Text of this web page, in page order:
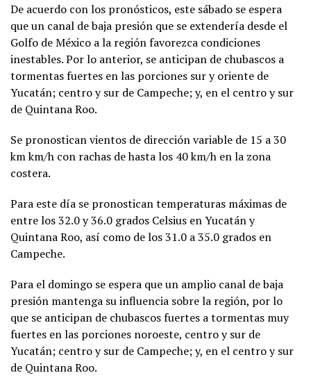
De acuerdo con los pronósticos, este sábado se espera
que un canal de baja presión que se extendería desde el
Golfo de México a la región favorezca condiciones
inestables. Por lo anterior, se anticipan de chubascos a
tormentas fuertes en las porciones sur y oriente de
Yucatán; centro y sur de Campeche; y, en el centro y sur
de Quintana Roo.
Se pronostican vientos de dirección variable de 15 a 30
km km/h con rachas de hasta los 40 km/h en la zona
costera.
Para este día se pronostican temperaturas máximas de
entre los 32.0 y 36.0 grados Celsius en Yucatán y
Quintana Roo, así como de los 31.0 a 35.0 grados en
Campeche.
Para el domingo se espera que un amplio canal de baja
presión mantenga su influencia sobre la región, por lo
que se anticipan de chubascos fuertes a tormentas muy
fuertes en las porciones noroeste, centro y sur de
Yucatán; centro y sur de Campeche; y, en el centro y sur
de Quintana Roo.